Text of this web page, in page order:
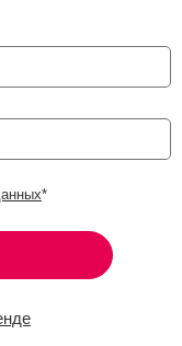
*